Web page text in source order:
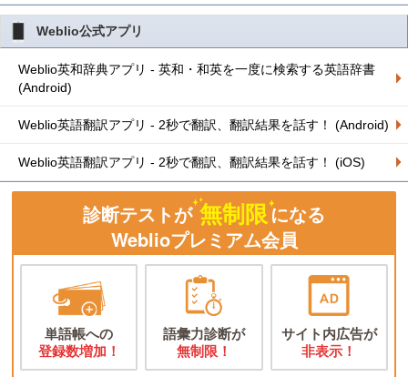
Weblio公式アプリ
Weblio英和辞典アプリ - 英和・和英を一度に検索する英語辞書
(Android)
Weblio英語翻訳アプリ - 2秒で翻訳、翻訳結果を話す！ (Android)
Weblio英語翻訳アプリ - 2秒で翻訳、翻訳結果を話す！ (iOS)
診断テストが 無制限になる
Weblioプレミアム会員
単語帳への
登録数増加！
語彙力診断が
無制限！
サイト内広告が
非表示！